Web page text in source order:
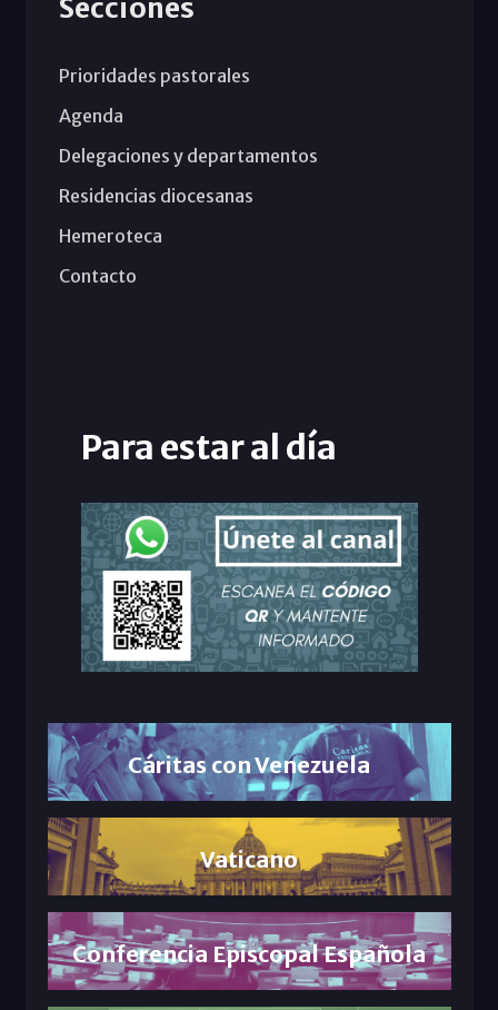
Secciones
Prioridades pastorales
Agenda
Delegaciones y departamentos
Residencias diocesanas
Hemeroteca
Contacto
Para estar al día
Cáritas con Venezuela
Vaticano
Conferencia Episcopal Española